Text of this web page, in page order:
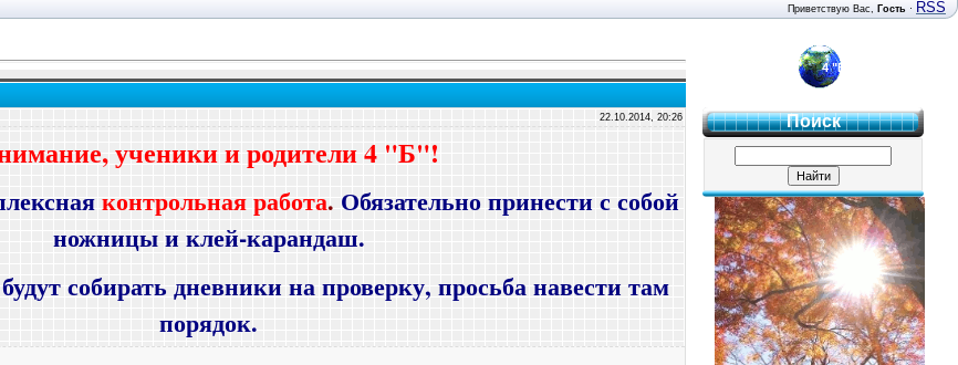
Приветствую Вас, Гость · RSS
22.10.2014, 20:26
ученики и родители 4 "Б"!
контрольная работа. Обязательно принести с собой
ножницы и клей-карандаш.
собирать дневники на проверку, просьба навести там
порядок.
4 "Б"
Поиск